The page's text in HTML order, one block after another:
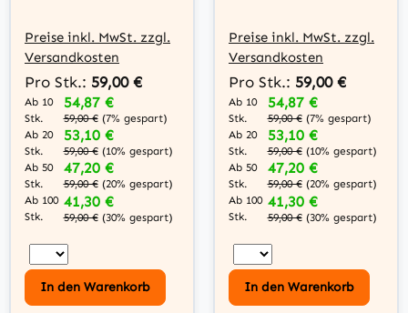
Batterie
Preise inkl. MwSt. zzgl.
Versandkosten
Pro Stk.: 59,00 €
Ab 10
Stk.
54,87 €
59,00 € (7% gespart)
Ab 20
Stk.
53,10 €
59,00 € (10% gespart)
Ab 50
Stk.
47,20 €
59,00 € (20% gespart)
Ab 100
Stk.
41,30 €
59,00 € (30% gespart)
In den Warenkorb
Batterie
Preise inkl. MwSt. zzgl.
Versandkosten
Pro Stk.: 59,00 €
Ab 10
Stk.
54,87 €
59,00 € (7% gespart)
Ab 20
Stk.
53,10 €
59,00 € (10% gespart)
Ab 50
Stk.
47,20 €
59,00 € (20% gespart)
Ab 100
Stk.
41,30 €
59,00 € (30% gespart)
In den Warenkorb